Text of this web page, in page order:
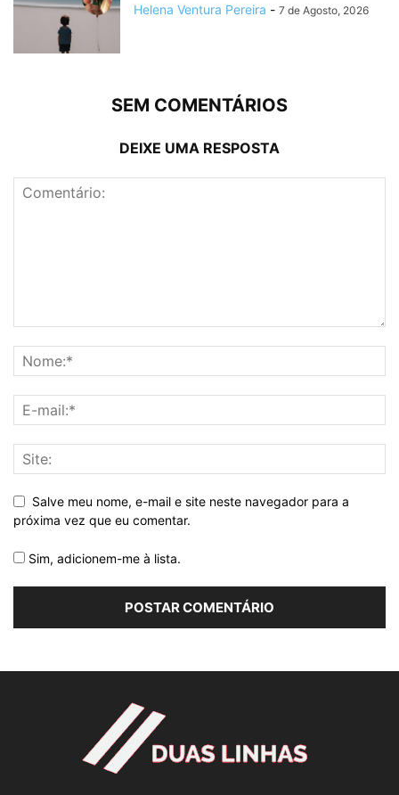
Helena Ventura Pereira - 7 de Agosto, 2026
SEM COMENTÁRIOS
DEIXE UMA RESPOSTA
Salve meu nome, e-mail e site neste navegador para a
próxima vez que eu comentar.
Sim, adicionem-me à lista.